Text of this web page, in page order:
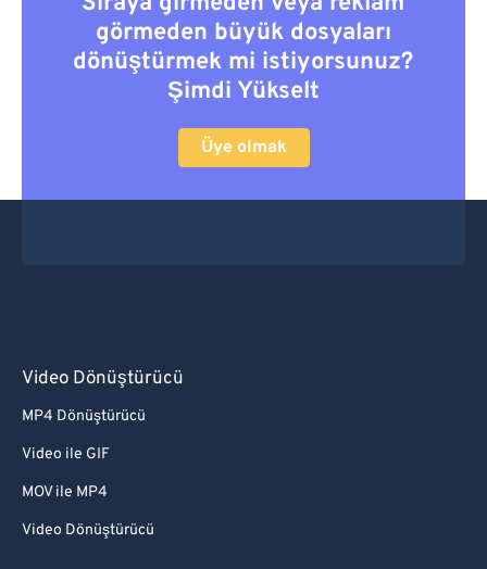
görmeden büyük dosyaları
dönüştürmek mi istiyorsunuz?
Şimdi Yükselt
Üye olmak
Video Dönüştürücü
MP4 Dönüştürücü
Video ile GIF
MOV ile MP4
Video Dönüştürücü